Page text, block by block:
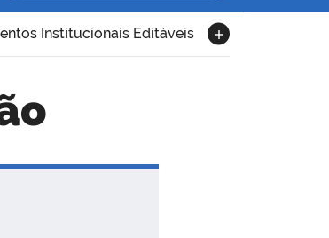
Institucionais Editáveis